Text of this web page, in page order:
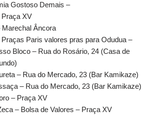
Gostoso Demais –
XV
Âncora
Paris valores pras para Odudua –
Bloco – Rua do Rosário, 24 (Casa de
– Rua do Mercado, 23 (Bar Kamikaze)
– Rua do Mercado, 23 (Bar Kamikaze)
– Praça XV
– Bolsa de Valores – Praça XV